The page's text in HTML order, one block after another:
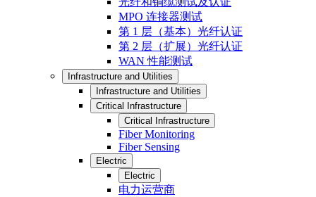
MPO 连接器测试
第 1 层（基本）光纤认证
第 2 层（扩展）光纤认证
WAN 性能测试
Infrastructure and Utilities
Infrastructure and Utilities
Critical Infrastructure
Critical Infrastructure
Fiber Monitoring
Fiber Sensing
Electric
Electric
电力运营商